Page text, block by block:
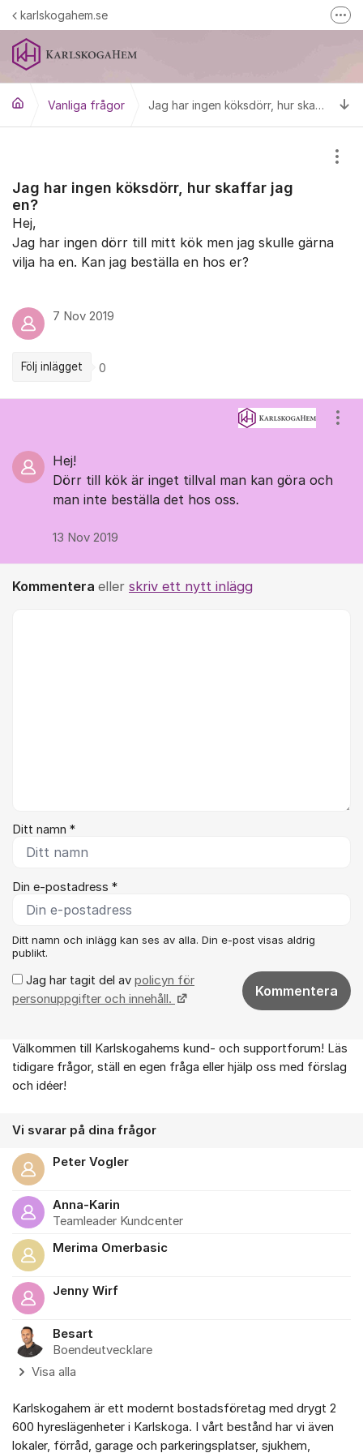
Hoppa till innehåll
karlskogahem.se
Mina sidor
Vanliga frågor Jag har ingen köksdörr, hur skaffar jag en?
Jag har ingen köksdörr, hur skaffar jag
en?
Hej,
Jag har ingen dörr till mitt kök men jag skulle gärna
vilja ha en. Kan jag beställa en hos er?
7 Nov 2019
Följ inlägget 0
Hej!
Dörr till kök är inget tillval man kan göra och
man inte beställa det hos oss.
13 Nov 2019
Kommentera eller skriv ett nytt inlägg
Ditt namn *
Din e-postadress *
Ditt namn och inlägg kan ses av alla. Din e-post visas aldrig
publikt.
Jag har tagit del av policyn för
personuppgifter och innehåll.
Kommentera
Om forumet
Välkommen till Karlskogahems kund- och supportforum! Läs
tidigare frågor, ställ en egen fråga eller hjälp oss med förslag
och idéer!
Vi svarar på dina frågor
Peter Vogler
Anna-Karin
Teamleader Kundcenter
Merima Omerbasic
Jenny Wirf
Besart
Boendeutvecklare
Visa alla
Karlskogahem är ett modernt bostadsföretag med drygt 2
600 hyreslägenheter i Karlskoga. I vårt bestånd har vi även
lokaler, förråd, garage och parkeringsplatser, sjukhem,